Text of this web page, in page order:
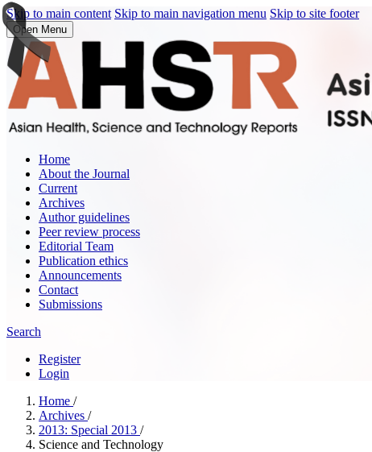
Skip to main content Skip to main navigation menu Skip to site footer
Open Menu
Home
About the Journal
Current
Archives
Author guidelines
Peer review process
Editorial Team
Publication ethics
Announcements
Contact
Submissions
Search
Register
Login
Home /
Archives /
2013: Special 2013 /
Science and Technology